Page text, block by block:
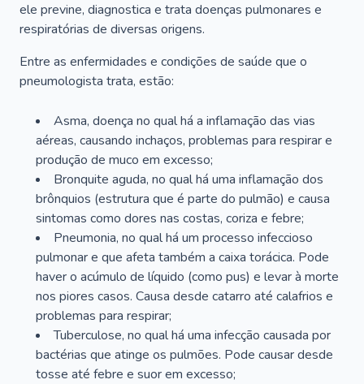
ele previne, diagnostica e trata doenças pulmonares e
respiratórias de diversas origens.
Entre as enfermidades e condições de saúde que o
pneumologista trata, estão:
Asma, doença no qual há a inflamação das vias
aéreas, causando inchaços, problemas para respirar e
produção de muco em excesso;
Bronquite aguda, no qual há uma inflamação dos
brônquios (estrutura que é parte do pulmão) e causa
sintomas como dores nas costas, coriza e febre;
Pneumonia, no qual há um processo infeccioso
pulmonar e que afeta também a caixa torácica. Pode
haver o acúmulo de líquido (como pus) e levar à morte
nos piores casos. Causa desde catarro até calafrios e
problemas para respirar;
Tuberculose, no qual há uma infecção causada por
bactérias que atinge os pulmões. Pode causar desde
tosse até febre e suor em excesso;